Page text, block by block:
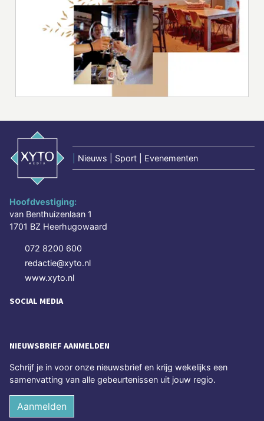
Nieuws | Sport | Evenementen
Hoofdvestiging:
van Benthuizenlaan 1
1701 BZ Heerhugowaard
072 8200 600
redactie@xyto.nl
www.xyto.nl
SOCIAL MEDIA
NIEUWSBRIEF AANMELDEN
Schrijf je in voor onze nieuwsbrief en krijg wekelijks een
samenvatting van alle gebeurtenissen uit jouw regio.
Aanmelden